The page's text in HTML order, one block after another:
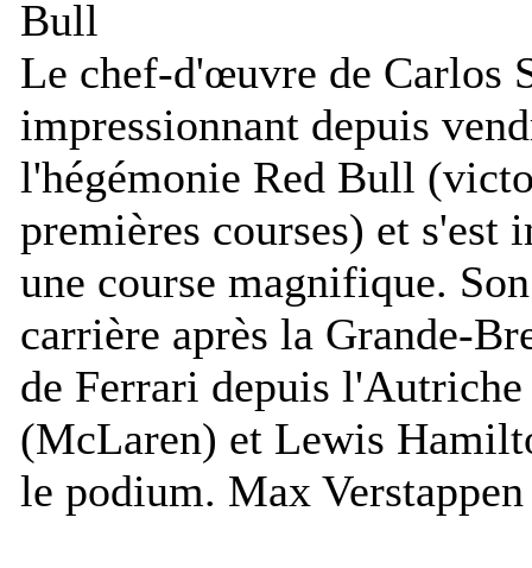
Le chef-d'œuvre de Carlos
impressionnant depuis
l'hégémonie Red Bull
premières courses) et s'est
une course magnifique.
carrière après la Grande-
de Ferrari depuis
(McLaren) et Lewis
le podium. Max